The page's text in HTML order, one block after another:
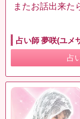
またお話出来た
占い師 夢咲(ユメ
占